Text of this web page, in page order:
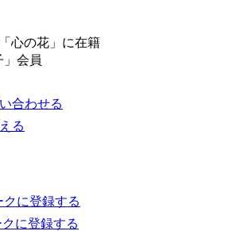
心の花」に在籍
会員
合わせる
る
に登録する
に登録する